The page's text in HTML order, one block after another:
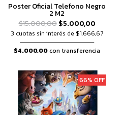
Poster Oficial Telefono Negro
2 M2
$15.000,00$5.000,00
3 cuotas sin interés de $1.666,67
$4.000,00con transferencia
66% OFF